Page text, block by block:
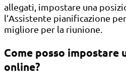
allegati, impostare una
l’Assistente pianificazione
migliore per la riunione.
Come posso impostare
online?